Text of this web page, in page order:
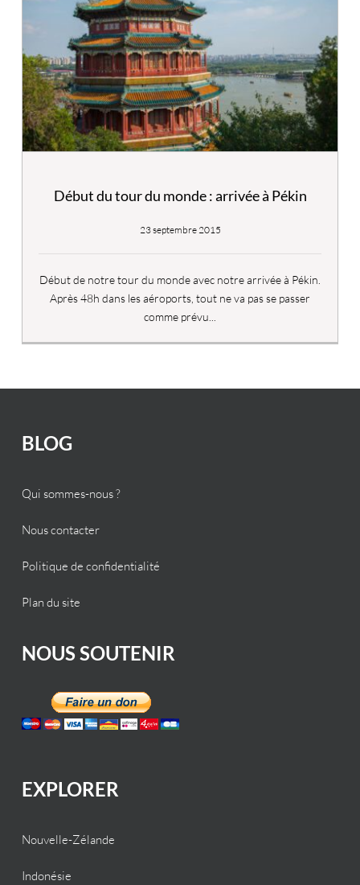
Début du tour du monde : arrivée à Pékin
23 septembre 2015
Début de notre tour du monde avec notre arrivée à Pékin.
Après 48h dans les aéroports, tout ne va pas se passer
comme prévu...
BLOG
Qui sommes-nous ?
Nous contacter
Politique de confidentialité
Plan du site
NOUS SOUTENIR
EXPLORER
Nouvelle-Zélande
Indonésie